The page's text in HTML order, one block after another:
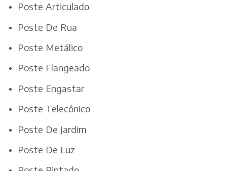
Poste Articulado
Poste De Rua
Poste Metálico
Poste Flangeado
Poste Engastar
Poste Telecônico
Poste De Jardim
Poste De Luz